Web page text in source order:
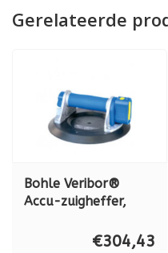
Gerelateerde
Bohle Veribor®
Accu-zuigheffer,
€304,43